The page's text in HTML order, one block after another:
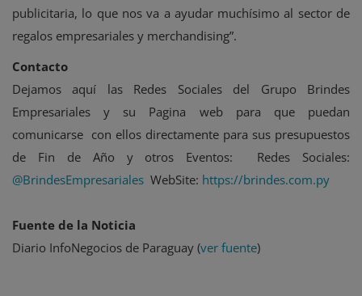
publicitaria, lo que nos va a ayudar muchísimo al sector de
regalos empresariales y merchandising”.
Contacto
Dejamos aquí las Redes Sociales del Grupo Brindes
Empresariales y su Pagina web para que puedan
comunicarse con ellos directamente para sus presupuestos
de Fin de Año y otros Eventos: Redes Sociales:
@BrindesEmpresariales WebSite: https://brindes.com.py
Fuente de la Noticia
Diario InfoNegocios de Paraguay (ver fuente)